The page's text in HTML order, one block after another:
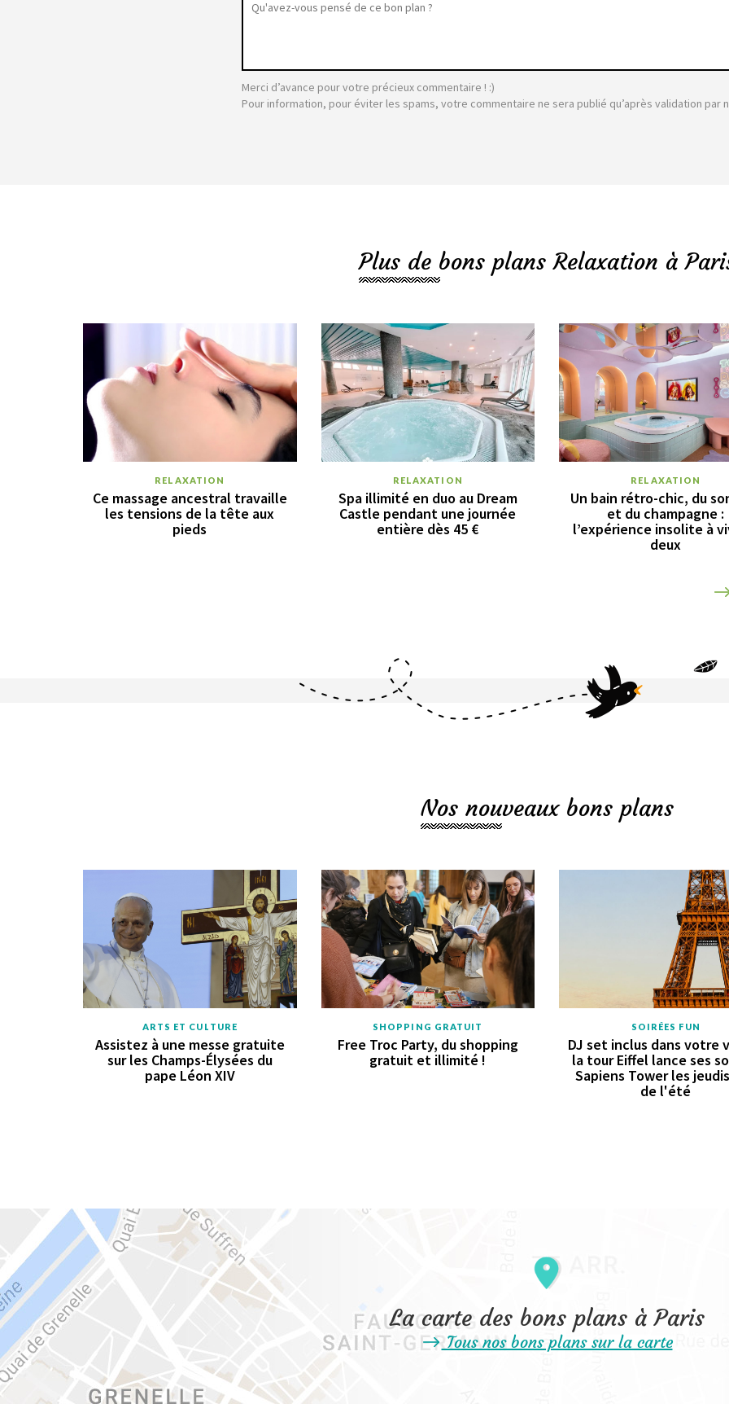
Merci d’avance pour votre précieux commentaire ! :)
Pour information, pour éviter les spams, votre commentaire ne sera publié qu’après validation par
Plus de bons plans Relaxation à
RELAXATION
Ce massage ancestral travaille
les tensions de la tête aux
pieds
RELAXATION
Spa illimité en duo au Dream
Castle pendant une journée
entière dès 45 €
RELAXATION
Un bain rétro-chic, du
et du champagne :
l’expérience insolite à
deux
Nos nouveaux bons plans
ARTS ET CULTURE
Assistez à une messe gratuite
sur les Champs-Élysées du
pape Léon XIV
SHOPPING GRATUIT
Free Troc Party, du shopping
gratuit et illimité !
SOIRÉES FUN
DJ set inclus dans votre
la tour Eiffel lance ses
Sapiens Tower les
de l'été
La carte des bons plans à Paris
Tous nos bons plans sur la carte